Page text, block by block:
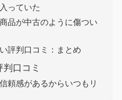
っていた
品が中古のように傷つい
評判口コミ：まとめ
口コミ
頼感があるからいつもリ